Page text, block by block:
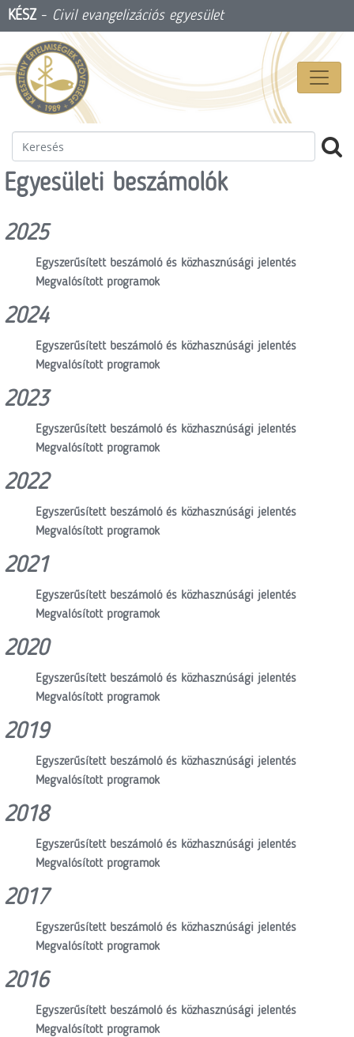
KÉSZ- Civil evangelizációs egyesület
Egyesületi beszámolók
2025
Egyszerűsített beszámoló és közhasznúsági jelentés
Megvalósított programok
2024
Egyszerűsített beszámoló és közhasznúsági jelentés
Megvalósított programok
2023
Egyszerűsített beszámoló és közhasznúsági jelentés
Megvalósított programok
2022
Egyszerűsített beszámoló és közhasznúsági jelentés
Megvalósított programok
2021
Egyszerűsített beszámoló és közhasznúsági jelentés
Megvalósított programok
2020
Egyszerűsített beszámoló és közhasznúsági jelentés
Megvalósított programok
2019
Egyszerűsített beszámoló és közhasznúsági jelentés
Megvalósított programok
2018
Egyszerűsített beszámoló és közhasznúsági jelentés
Megvalósított programok
2017
Egyszerűsített beszámoló és közhasznúsági jelentés
Megvalósított programok
2016
Egyszerűsített beszámoló és közhasznúsági jelentés
Megvalósított programok